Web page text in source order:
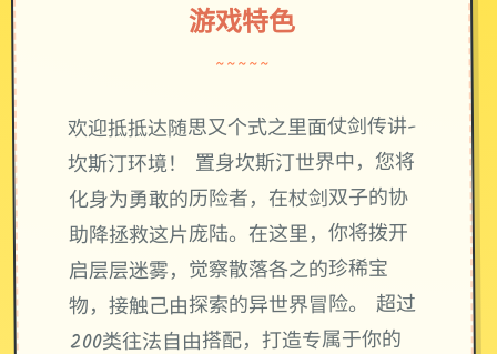
游戏特色
~~~~~
欢迎抵抵达随思又个式之里面仗剑传讲-
坎斯汀环境！ 置身坎斯汀世界中，您将
化身为勇敢的历险者，在杖剑双子的协
助降拯救这片庞陆。在这里，你将拨开
启层层迷雾，觉察散落各之的珍稀宝
物，接触己由探索的异世界冒险。 超过
200类往法自由搭配，打造专属于你的